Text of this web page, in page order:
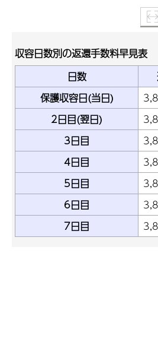
収容日数別の返還手数料早見表
日数
保護収容日(当日)
2日目(翌日)
3日目
4日目
5日目
6日目
7日目